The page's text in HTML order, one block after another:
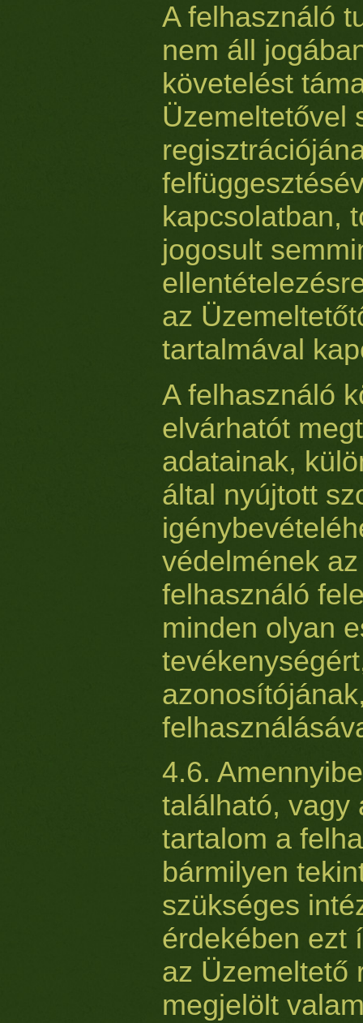
A felhasználó
nem áll
követelést
Üzemeltetővel
kapcsolatban,
jogosult
az
tartalmával
A felhasználó
elvárhatót
adatainak,
által nyújtott
védelmének
felhasználó
minden olyan
4.6.
található, vagy
tartalom a
bármilyen
szükséges
érdekében ezt
az Üzemeltető
megjelölt